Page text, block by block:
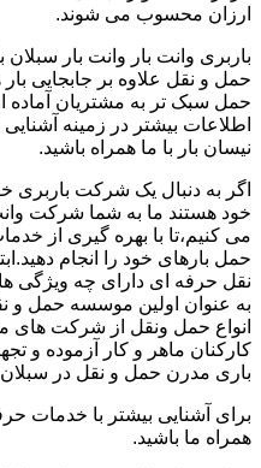
ارزان محسوب می شوند.
باربری وانت بار وانت بار
حمل و نقل علاوه بر جابجایی
حمل سبک تر به مشتریان
اطلاعات بیشتر در زمینه
نیسان بار با ما همراه باشید.
اگر به دنبال یک شرکت
خود هستند ما به شما شرکت وانت
می کنیم،تا با بهره گیری از
حمل بارهای خود را انجام
نقل حرفه ای دارای چه ویژگی
به عنوان اولین موسسه حمل و
انواع حمل ونقل از شرکت های
کارکنان ماهر و کار آزموده و
باری مدرن حمل و نقل در
برای آشنایی بیشتر با خدمات
همراه ما باشید.